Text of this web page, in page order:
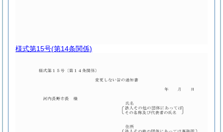
様式第15号(第14条関係)